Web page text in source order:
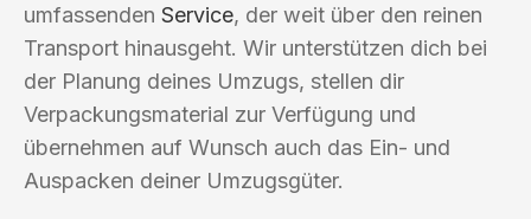
umfassenden Service, der weit über den reinen
Transport hinausgeht. Wir unterstützen dich bei
der Planung deines Umzugs, stellen dir
Verpackungsmaterial zur Verfügung und
übernehmen auf Wunsch auch das Ein- und
Auspacken deiner Umzugsgüter.